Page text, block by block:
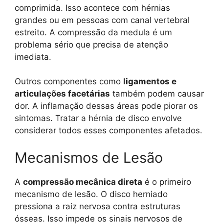
comprimida. Isso acontece com hérnias
grandes ou em pessoas com canal vertebral
estreito. A compressão da medula é um
problema sério que precisa de atenção
imediata.
Outros componentes como ligamentos e
articulações facetárias também podem causar
dor. A inflamação dessas áreas pode piorar os
sintomas. Tratar a hérnia de disco envolve
considerar todos esses componentes afetados.
Mecanismos de Lesão
A compressão mecânica direta é o primeiro
mecanismo de lesão. O disco herniado
pressiona a raiz nervosa contra estruturas
ósseas. Isso impede os sinais nervosos de